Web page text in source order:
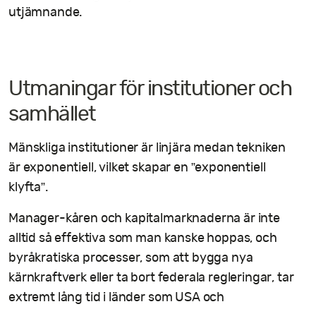
utjämnande.
Utmaningar för institutioner och
samhället
Mänskliga institutioner är linjära medan tekniken
är exponentiell, vilket skapar en ”exponentiell
klyfta”.
Manager-kåren och kapitalmarknaderna är inte
alltid så effektiva som man kanske hoppas, och
byråkratiska processer, som att bygga nya
kärnkraftverk eller ta bort federala regleringar, tar
extremt lång tid i länder som USA och